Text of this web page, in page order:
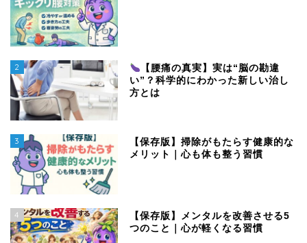
2
【腰痛の真実】実は“脳の勘違
い”？科学的にわかった新しい治し
方とは
3
【保存版】掃除がもたらす健康的な
メリット｜心も体も整う習慣
4
【保存版】メンタルを改善させる5
つのこと｜心が軽くなる習慣